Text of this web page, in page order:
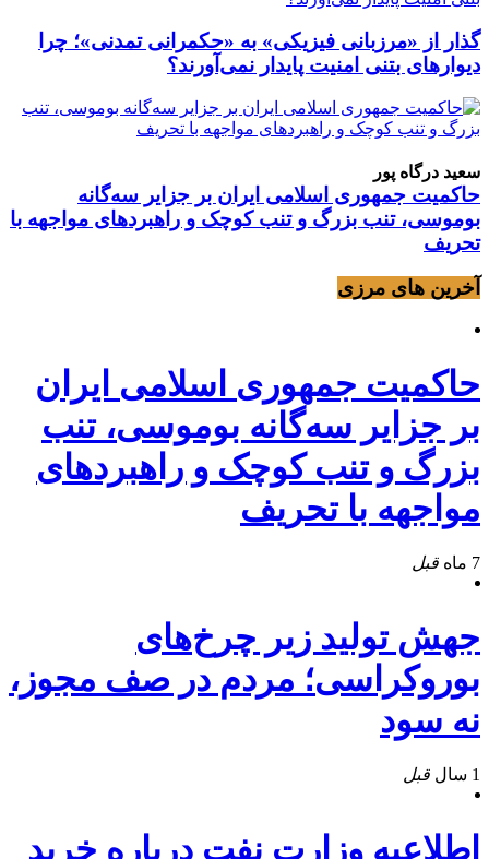
گذار از «مرزبانی فیزیکی» به «حکمرانی تمدنی»؛ چرا
دیوارهای بتنی امنیت پایدار نمی‌آورند؟
سعید درگاه پور
حاکمیت جمهوری اسلامی ایران بر جزایر سه‌گانه
بوموسی، تنب بزرگ و‌ تنب کوچک و راهبردهای مواجهه با
تحریف
آخرین های مرزی
حاکمیت جمهوری اسلامی ایران
بر جزایر سه‌گانه بوموسی، تنب
بزرگ و‌ تنب کوچک و راهبردهای
مواجهه با تحریف
7 ماه قبل
جهش تولید زیر چرخ‌های
بوروکراسی؛ مردم در صف مجوز،
نه سود
1 سال قبل
اطلاعیه وزارت نفت درباره خرید